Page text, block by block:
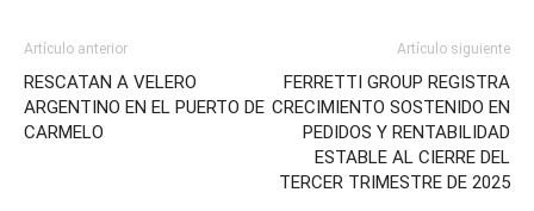
Artículo anterior
RESCATAN A VELERO
ARGENTINO EN EL PUERTO DE
CARMELO
Artículo siguiente
FERRETTI GROUP REGISTRA
CRECIMIENTO SOSTENIDO EN
PEDIDOS Y RENTABILIDAD
ESTABLE AL CIERRE DEL
TERCER TRIMESTRE DE 2025